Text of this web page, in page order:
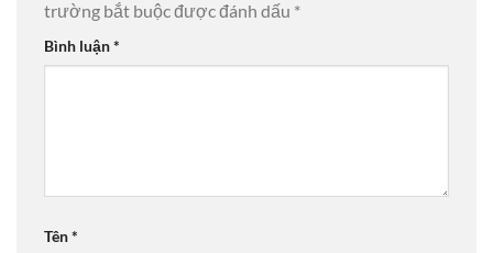
trường bắt buộc được đánh dấu *
Bình luận*
Tên*